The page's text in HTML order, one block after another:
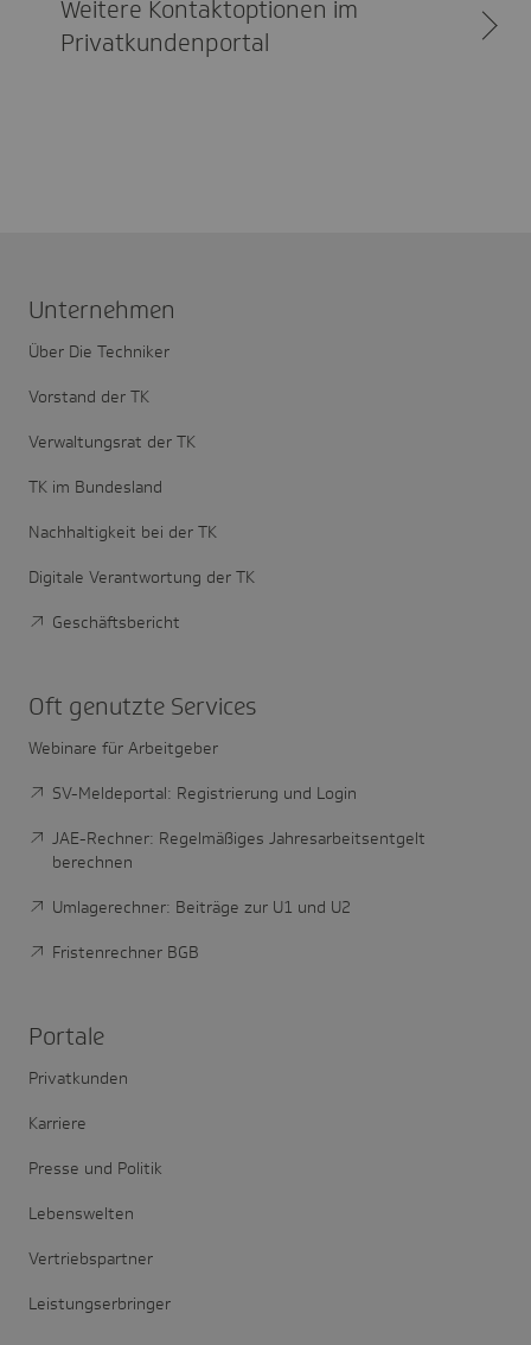
Weitere Kontaktoptionen im
Privatkundenportal
Unter­nehmen
Über Die Techniker
Vorstand der TK
Verwaltungsrat der TK
TK im Bundesland
Nachhaltigkeit bei der TK
Digitale Verantwortung der TK
Geschäftsbericht
Oft genutzte Services
Webinare für Arbeitgeber
SV-Meldeportal: Registrierung und Login
JAE-Rechner: Regelmäßiges Jahresarbeitsentgelt
berechnen
Umlagerechner: Beiträge zur U1 und U2
Fristenrechner BGB
Portale
Privatkunden
Karriere
Presse und Politik
Lebenswelten
Vertriebspartner
Leistungserbringer